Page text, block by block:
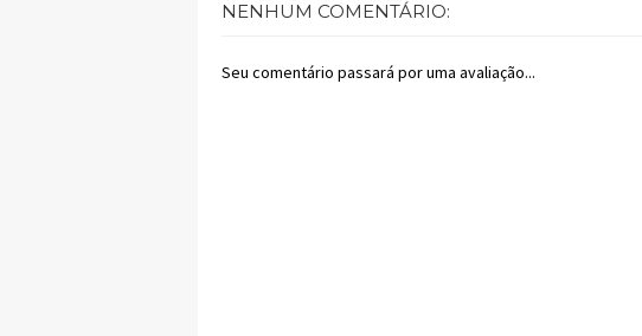
NENHUM COMENTÁRIO:
Seu comentário passará por uma avaliação...